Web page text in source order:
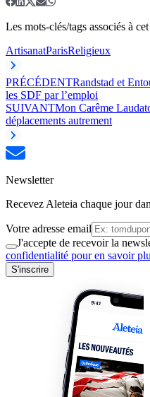
Les mots-clés/tags associés à
ArtisanatParisReligieux
PRÉCÉDENTRandstad et
les SDF par l’emploi
SUIVANTMon Carême
déplacements autrement
Newsletter
Recevez Aleteia chaque jour
Votre adresse email
J'accepte de recevoir la
confidentialité pour en savoir
S'inscrire